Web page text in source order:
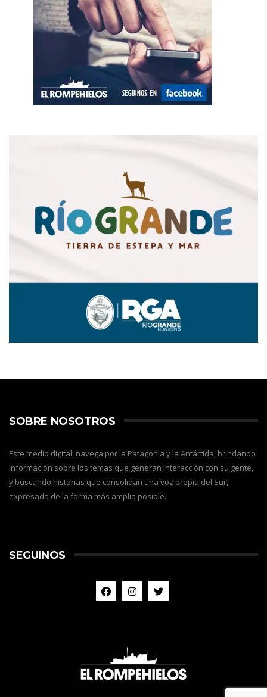
SOBRE NOSOTROS
Este medio digital, navega por la Patagonia y la Antártida, brindando
información sobre los temas que generan interacción con su gente,
y buscando historias que consolidan una voz propia del Sur,
expresada de la forma más amplia posible.
SEGUINOS